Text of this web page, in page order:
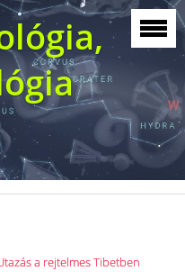
a rejtelmes Tibetben